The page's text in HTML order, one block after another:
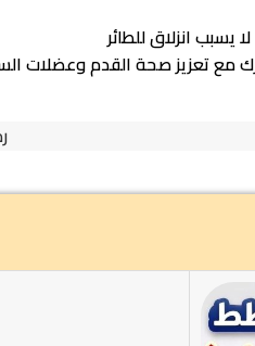
يسبب انزلاق للطائر
مع تعزيز صحة القدم وعضلات